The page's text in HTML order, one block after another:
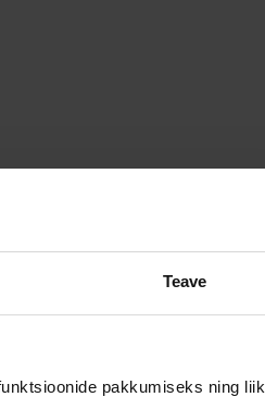
Teave
pakkumiseks ning
Materjal